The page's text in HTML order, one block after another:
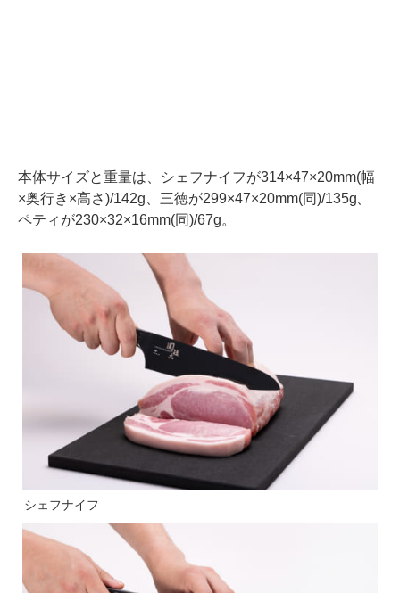
本体サイズと重量は、シェフナイフが314×47×20mm(幅
×奥行き×高さ)/142g、三徳が299×47×20mm(同)/135g、
ペティが230×32×16mm(同)/67g。
シェフナイフ